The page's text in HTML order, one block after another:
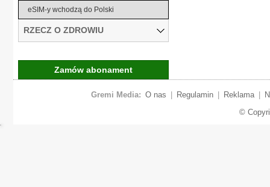
eSIM-y wchodzą do Polski
RZECZ O ZDROWIU
Zamów abonament
Gremi Media: O nas Regulamin Reklama
©